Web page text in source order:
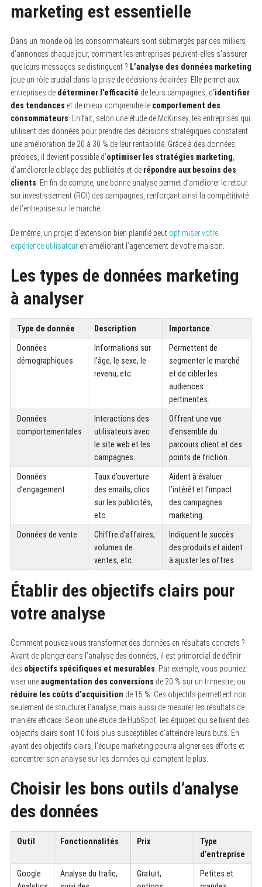
marketing est essentielle
Dans un monde où les consommateurs sont submergés par des milliers
d’annonces chaque jour, comment les entreprises peuvent-elles s’assurer
que leurs messages se distinguent ? L’analyse des données marketing
joue un rôle crucial dans la prise de décisions éclairées. Elle permet aux
entreprises de déterminer l’efficacité de leurs campagnes, d’identifier
des tendances et de mieux comprendre le comportement des
consommateurs . En fait, selon une étude de McKinsey, les entreprises qui
utilisent des données pour prendre des décisions stratégiques constatent
une amélioration de 20 à 30 % de leur rentabilité. Grâce à des données
précises, il devient possible d’optimiser les stratégies marketing
d’améliorer le ciblage des publicités et de répondre aux besoins des
clients . En fin de compte, une bonne analyse permet d’améliorer le retour
sur investissement (ROI) des campagnes, renforçant ainsi la compétitivité
de l’entreprise sur le marché.
De même, un projet d’extension bien planifié peut optimiser votre
expérience utilisateuren améliorant l’agencement de votre maison.
Les types de données marketing
à analyser
Type de donnée Description Importance
Données
démographiques
Informations sur
l’âge, le sexe, le
revenu, etc.
Permettent de
segmenter le marché
et de cibler les
audiences
pertinentes.
Données
comportementales
Interactions des
utilisateurs avec
le site web et les
campagnes.
Offrent une vue
d’ensemble du
parcours client et des
points de friction.
Données
d’engagement
Taux d’ouverture
des emails, clics
sur les publicités,
etc.
Aident à évaluer
l’intérêt et l’impact
des campagnes
marketing.
Données de vente
Chiffre d’affaires,
volumes de
ventes, etc.
Indiquent le succès
des produits et aident
à ajuster les offres.
Établir des objectifs clairs pour
votre analyse
Comment pouvez-vous transformer des données en résultats concrets ?
Avant de plonger dans l’analyse des données, il est primordial de définir
des objectifs spécifiques et mesurables . Par exemple, vous pourriez
viser uneaugmentation des conversions de 20 % sur un trimestre, ou
réduire les coûts d’acquisition de 15 %. Ces objectifs permettent non
seulement de structurer l’analyse, mais aussi de mesurer les résultats de
manière efficace. Selon une étude de HubSpot, les équipes qui se fixent des
objectifs clairs sont 10 fois plus susceptibles d’atteindre leurs buts. En
ayant des objectifs clairs, l’équipe marketing pourra aligner ses efforts et
concentrer son analyse sur les données qui comptent le plus.
Choisir les bons outils d’analyse
des données
Outil Fonctionnalités Prix
Type
d’entreprise
Google
Analyse du trafic,
Gratuit,
Petites et